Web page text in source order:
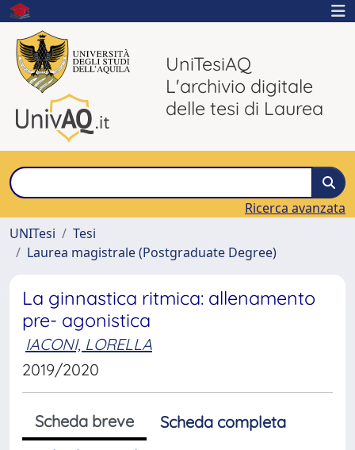
UniTesiAQ
L'archivio digitale
delle tesi di Laurea
Ricerca avanzata
UNITesi
Tesi
Laurea magistrale (Postgraduate Degree)
La ginnastica ritmica: allenamento
pre- agonistica
IACONI, LORELLA
2019/2020
Scheda breve
Scheda completa